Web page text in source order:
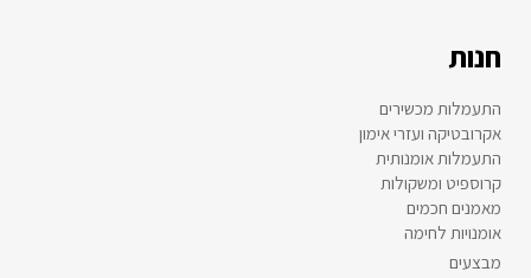
התעמלות מכשירים
אקרובטיקה ועזרי אימון
התעמלות אומנותית
קרוספיט ומשקולות
מאמנים חכמים
אומנויות לחימה
מבצעים